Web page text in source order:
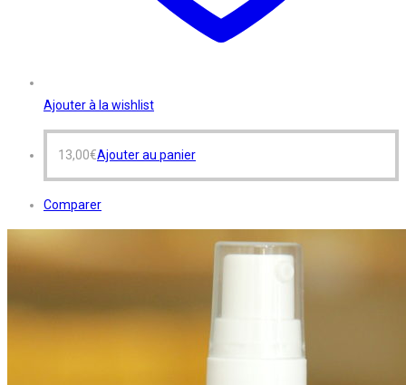
Ajouter à la wishlist
13,00€Ajouter au panier
Comparer